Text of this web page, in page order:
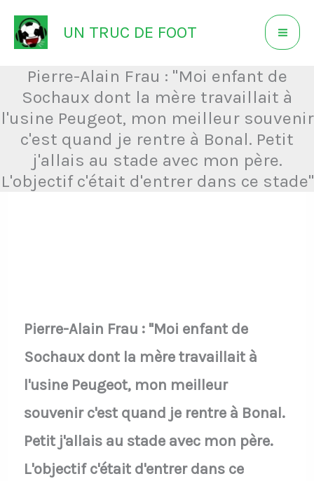
Aller
au
contenu
UN TRUC DE FOOT
Pierre-Alain Frau : "Moi enfant de
Sochaux dont la mère travaillait à
l'usine Peugeot, mon meilleur souvenir
c'est quand je rentre à Bonal. Petit
j'allais au stade avec mon père.
L'objectif c'était d'entrer dans ce stade"
Pierre-Alain Frau : "Moi enfant de
Sochaux dont la mère travaillait à
l'usine Peugeot, mon meilleur
souvenir c'est quand je rentre à Bonal.
Petit j'allais au stade avec mon père.
L'objectif c'était d'entrer dans ce